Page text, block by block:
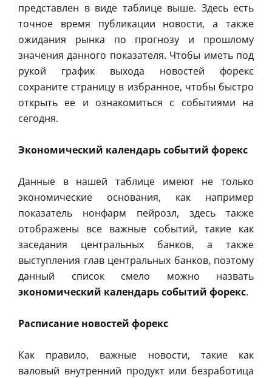
представлен в виде таблице выше. Здесь есть
точное время публикации новости, а также
ожидания рынка по прогнозу и прошлому
значения данного показателя. Чтобы иметь под
рукой график выхода новостей форекс
сохраните страницу в избранное, чтобы быстро
открыть ее и ознакомиться с событиями на
сегодня.
Экономический календарь событий форекс
Данные в нашей таблице имеют не только
экономические основания, как например
показатель нонфарм пейрозл, здесь также
отображены все важные событий, такие как
заседания центральных банков, а также
выступления глав центральных банков, поэтому
данный список смело можно назвать
экономический календарь событий форекс.
Расписание новостей форекс
Как правило, важные новости, такие как
валовый внутренний продукт или безработица